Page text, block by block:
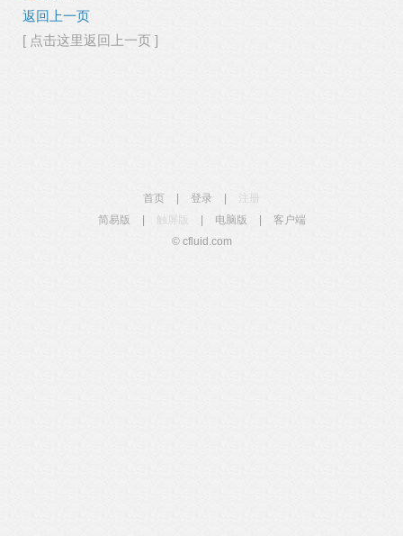
返回上一页
[ 点击这里返回上一页 ]
首页 登录
简易版
触屏版 电脑版
客户端
© cfluid.com